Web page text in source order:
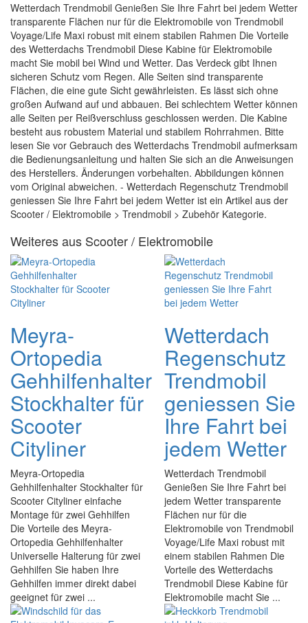
Wetterdach Trendmobil Genießen Sie Ihre Fahrt bei jedem Wetter
transparente Flächen nur für die Elektromobile von Trendmobil
Voyage/Life Maxi robust mit einem stabilen Rahmen Die Vorteile
des Wetterdachs Trendmobil Diese Kabine für Elektromobile
macht Sie mobil bei Wind und Wetter. Das Verdeck gibt Ihnen
sicheren Schutz vom Regen. Alle Seiten sind transparente
Flächen, die eine gute Sicht gewährleisten. Es lässt sich ohne
großen Aufwand auf und abbauen. Bei schlechtem Wetter können
alle Seiten per Reißverschluss geschlossen werden. Die Kabine
besteht aus robustem Material und stabilem Rohrrahmen. Bitte
lesen Sie vor Gebrauch des Wetterdachs Trendmobil aufmerksam
die Bedienungsanleitung und halten Sie sich an die Anweisungen
des Herstellers. Änderungen vorbehalten. Abbildungen können
vom Original abweichen. - Wetterdach Regenschutz Trendmobil
geniessen Sie Ihre Fahrt bei jedem Wetter ist ein Artikel aus der
Scooter / Elektromobile > Trendmobil > Zubehör Kategorie.
Weiteres aus Scooter / Elektromobile
Meyra-
Ortopedia
Gehhilfenhalter
Stockhalter für
Scooter
Cityliner
Meyra-Ortopedia
Gehhilfenhalter Stockhalter für
Scooter Cityliner einfache
Montage für zwei Gehhilfen
Die Vorteile des Meyra-
Ortopedia Gehhilfenhalter
Universelle Halterung für zwei
Gehhilfen Sie haben Ihre
Gehhilfen immer direkt dabei
geeignet für zwei ...
Wetterdach
Regenschutz
Trendmobil
geniessen Sie
Ihre Fahrt bei
jedem Wetter
Wetterdach Trendmobil
Genießen Sie Ihre Fahrt bei
jedem Wetter transparente
Flächen nur für die
Elektromobile von Trendmobil
Voyage/Life Maxi robust mit
einem stabilen Rahmen Die
Vorteile des Wetterdachs
Trendmobil Diese Kabine für
Elektromobile macht Sie ...